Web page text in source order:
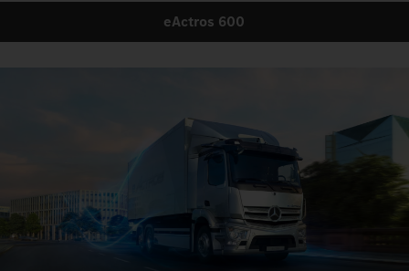
eActros 600